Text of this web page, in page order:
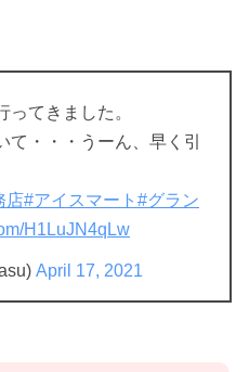
てきました。
て・・・うーん、早く引
店#アイスマート #グラン
H1LuJN4qLw
April 17, 2021